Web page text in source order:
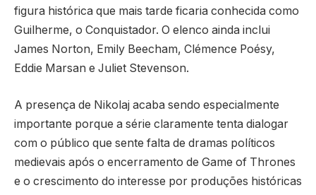
figura histórica que mais tarde ficaria conhecida como
Guilherme, o Conquistador. O elenco ainda inclui
James Norton, Emily Beecham, Clémence Poésy,
Eddie Marsan e Juliet Stevenson.
A presença de Nikolaj acaba sendo especialmente
importante porque a série claramente tenta dialogar
com o público que sente falta de dramas políticos
medievais após o encerramento de Game of Thrones
e o crescimento do interesse por produções históricas